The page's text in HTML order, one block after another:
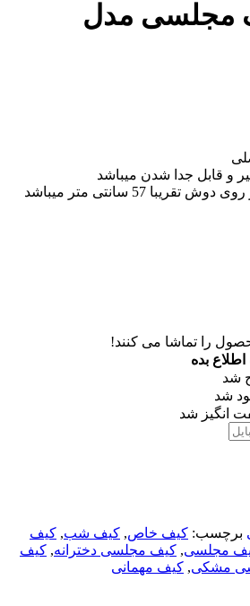
کیف مجلسی مدل
و قابل جدا شدن میباشد
57 سانتی متر میباشد
را تماشا می کنند!
بده
شد
شد
انگیز شد
برچسب: کیف خاص, کیف شب, کیف
مجلسی, کیف مجلسی دخترانه, کیف
مشکی, کیف مهمانی